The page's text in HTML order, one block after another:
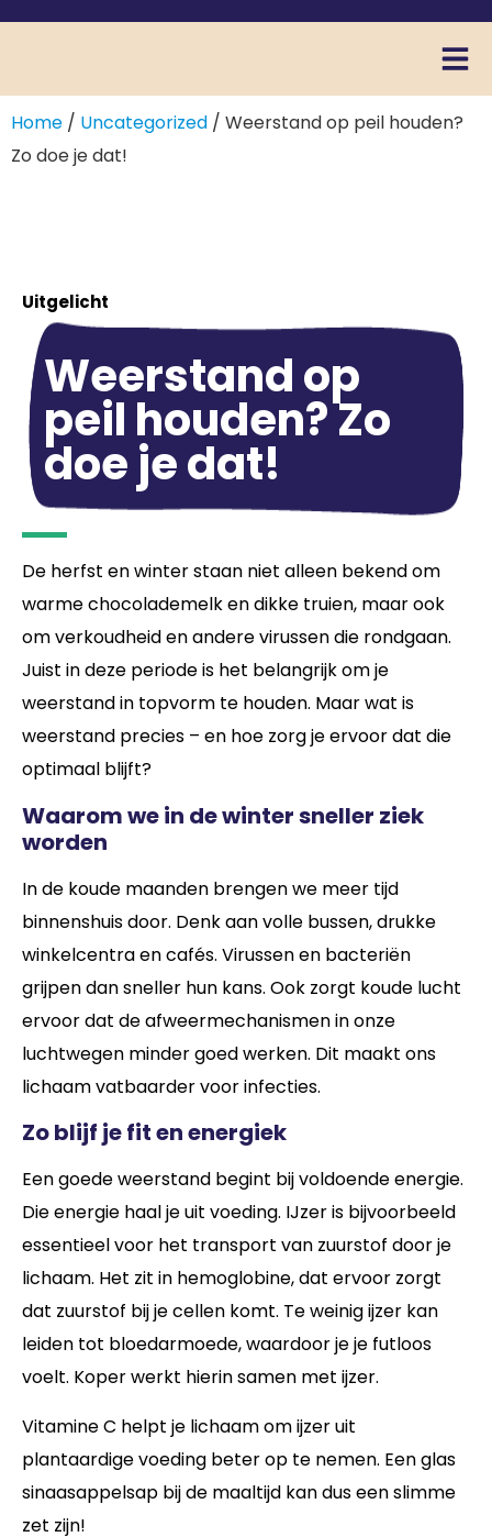
Home / Uncategorized / Weerstand op peil houden?
Zo doe je dat!
Uitgelicht
Weerstand op
peil houden? Zo
doe je dat!
De herfst en winter staan niet alleen bekend om
warme chocolademelk en dikke truien, maar ook
om verkoudheid en andere virussen die rondgaan.
Juist in deze periode is het belangrijk om je
weerstand in topvorm te houden. Maar wat is
weerstand precies – en hoe zorg je ervoor dat die
optimaal blijft?
Waarom we in de winter sneller ziek
worden
In de koude maanden brengen we meer tijd
binnenshuis door. Denk aan volle bussen, drukke
winkelcentra en cafés. Virussen en bacteriën
grijpen dan sneller hun kans. Ook zorgt koude lucht
ervoor dat de afweermechanismen in onze
luchtwegen minder goed werken. Dit maakt ons
lichaam vatbaarder voor infecties.
Zo blijf je fit en energiek
Een goede weerstand begint bij voldoende energie.
Die energie haal je uit voeding. IJzer is bijvoorbeeld
essentieel voor het transport van zuurstof door je
lichaam. Het zit in hemoglobine, dat ervoor zorgt
dat zuurstof bij je cellen komt. Te weinig ijzer kan
leiden tot bloedarmoede, waardoor je je futloos
voelt. Koper werkt hierin samen met ijzer.
Vitamine C helpt je lichaam om ijzer uit
plantaardige voeding beter op te nemen. Een glas
sinaasappelsap bij de maaltijd kan dus een slimme
zet zijn!